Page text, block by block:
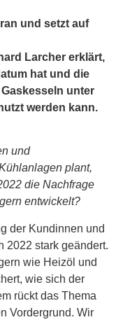
und setzt auf
Larcher erklärt,
hat und die
unter
werden kann.
und
plant,
die Nachfrage
entwickelt?
der Kundinnen und
2022 stark geändert.
wie Heizöl und
wie sich der
rückt das Thema
Vordergrund. Wir